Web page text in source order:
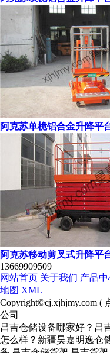
阿克苏单桅铝合金升降平
阿克苏移动剪叉式升降平
13669909509
网站首页 关于我们 产品
地图 XML
Copyright©cj.xjhjmy.com (
公司
昌吉仓储设备哪家好？昌
怎么样？新疆昊嘉明逸仓